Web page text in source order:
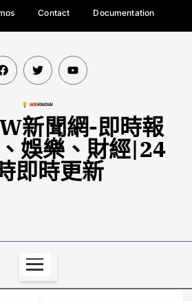
Contact Documentation
新聞網-即時報
娛樂、財經|24
即時更新